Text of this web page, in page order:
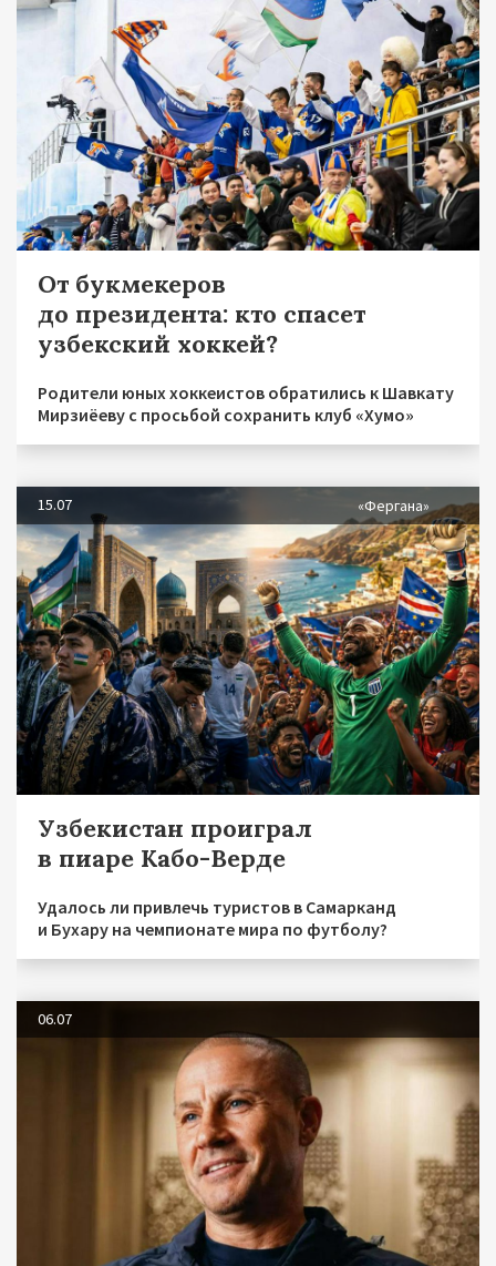
От букмекеров
до президента: кто спасет
узбекский хоккей?
Родители юных хоккеистов обратились к Шавкату
Мирзиёеву с просьбой сохранить клуб «Хумо»
15.07 «Фергана»
Узбекистан проиграл
в пиаре Кабо-Верде
Удалось ли привлечь туристов в Самарканд
и Бухару на чемпионате мира по футболу?
06.07